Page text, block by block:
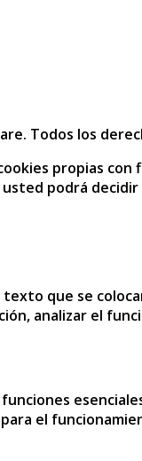
Todos los
propias
podrá
texto que se
analizar el
el